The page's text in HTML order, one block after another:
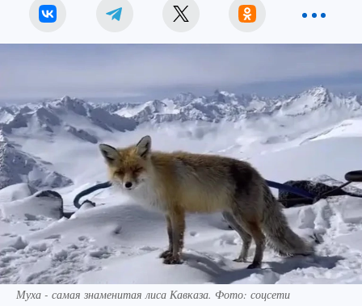
Муха - самая знаменитая лиса Кавказа. Фото: соцсети